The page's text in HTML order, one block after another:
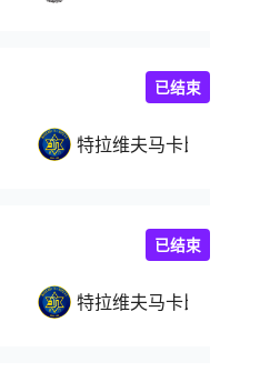
特拉维夫马卡比U19
已结束
特拉维夫马卡比
已结束